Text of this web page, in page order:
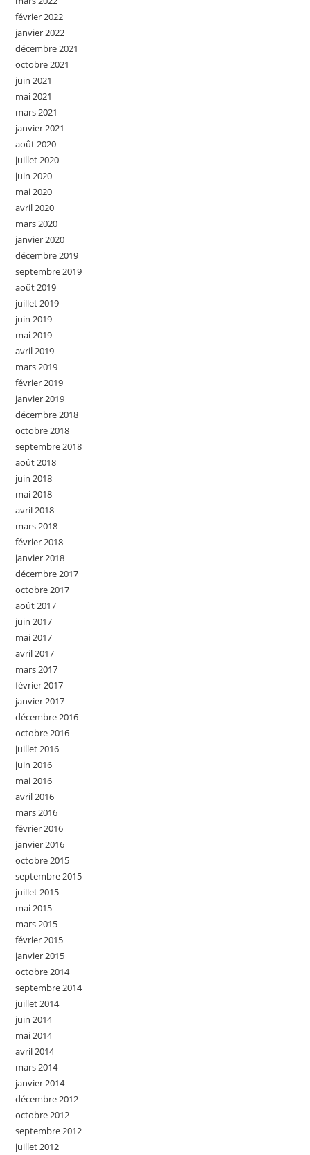
février 2022
janvier 2022
décembre 2021
octobre 2021
juin 2021
mai 2021
mars 2021
janvier 2021
août 2020
juillet 2020
juin 2020
mai 2020
avril 2020
mars 2020
janvier 2020
décembre 2019
septembre 2019
août 2019
juillet 2019
juin 2019
mai 2019
avril 2019
mars 2019
février 2019
janvier 2019
décembre 2018
octobre 2018
septembre 2018
août 2018
juin 2018
mai 2018
avril 2018
mars 2018
février 2018
janvier 2018
décembre 2017
octobre 2017
août 2017
juin 2017
mai 2017
avril 2017
mars 2017
février 2017
janvier 2017
décembre 2016
octobre 2016
juillet 2016
juin 2016
mai 2016
avril 2016
mars 2016
février 2016
janvier 2016
octobre 2015
septembre 2015
juillet 2015
mai 2015
mars 2015
février 2015
janvier 2015
octobre 2014
septembre 2014
juillet 2014
juin 2014
mai 2014
avril 2014
mars 2014
janvier 2014
décembre 2012
octobre 2012
septembre 2012
juillet 2012